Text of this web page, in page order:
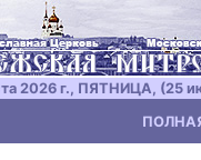
2026 г., ПЯТНИЦА, (25